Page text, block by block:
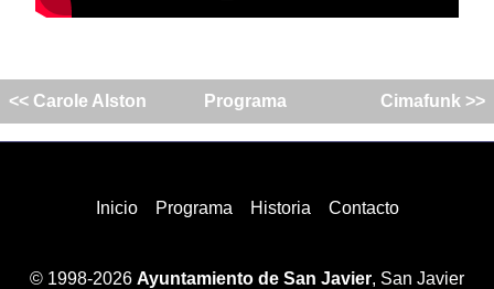
<< Carole Alston Programa Cimafunk >>
Inicio Programa Historia Contacto
© 1998-2026 Ayuntamiento de San Javier, San Javier